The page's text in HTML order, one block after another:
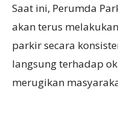
Saat ini, Perumda
akan terus
parkir secara
langsung terhadap
merugikan